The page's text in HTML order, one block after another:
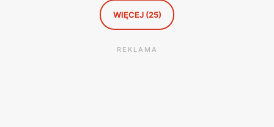
WIĘCEJ (25)
REKLAMA